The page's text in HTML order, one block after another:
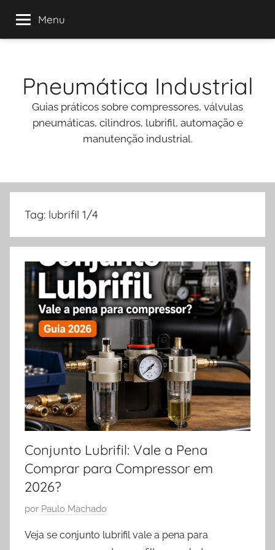
conteúdoPneumática Industrial
Guias práticos sobre compressores, válvulas
pneumáticas, cilindros, lubrifil, automação e
manutenção industrial.
Menu
Tag: lubrifil 1/4
Conjunto Lubrifil: Vale a Pena
Comprar para Compressor em
2026?
P
b
por Paulo Machado
Veja se conjunto lubrifil vale a pena para